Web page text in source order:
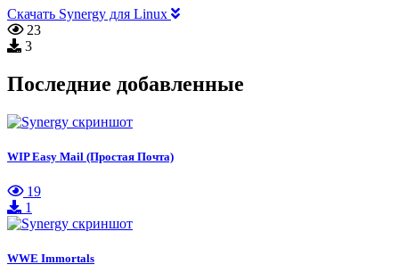
Скачать Synergy для Linux
23
3
Последние добавленные
WIP Easy Mail (Простая Почта)
19
1
WWE Immortals